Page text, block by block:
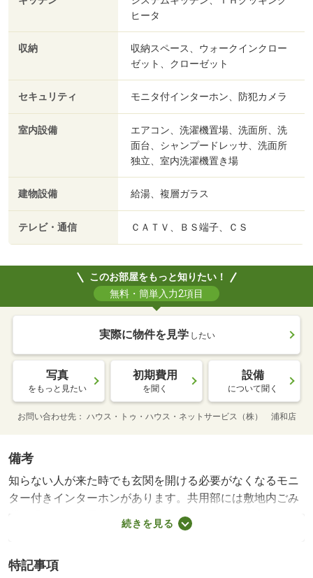
ヒータ
収納
収納スペース、ウォークインクロー
ゼット、クローゼット
セキュリティ モニタ付インターホン、防犯カメラ
室内設備
エアコン、洗濯機置場、洗面所、洗
面台、シャンプードレッサ、洗面所
独立、室内洗濯機置き場
建物設備 給湯、複層ガラス
テレビ・通信 ＣＡＴＶ、ＢＳ端子、ＣＳ
このお部屋をもっと知りたい！
無料・簡単入力2項目
実際に物件を見学 したい
写真
をもっと見たい
初期費用
を聞く
設備
について聞く
お問い合わせ先 ハウス・トゥ・ハウス・ネットサービス（株） 浦和店
備考
知らない人が来た時でも玄関を開ける必要がなくなるモニ
ター付きインターホンがあります。共用部には敷地内ごみ
置き場・オール電化などが備わっておりとても充実してい
ます。室内設備は洗面所独立・浴室乾燥機などが揃ってい
３ＬＤＫのお部屋です。多くの方にご好評をいただいてい
続きを見る
特記事項